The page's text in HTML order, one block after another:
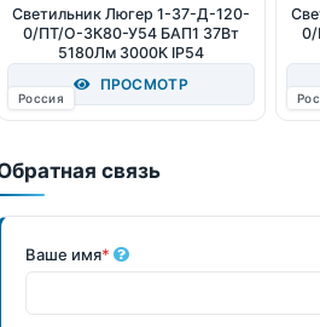
Светильник Люгер 1-37-Д-120-
0/ПТ/О-3К80-У54 БАП1 37Вт
5180Лм 3000К IP54
ПРОСМОТР
Россия
0/
связь
Ваше имя*